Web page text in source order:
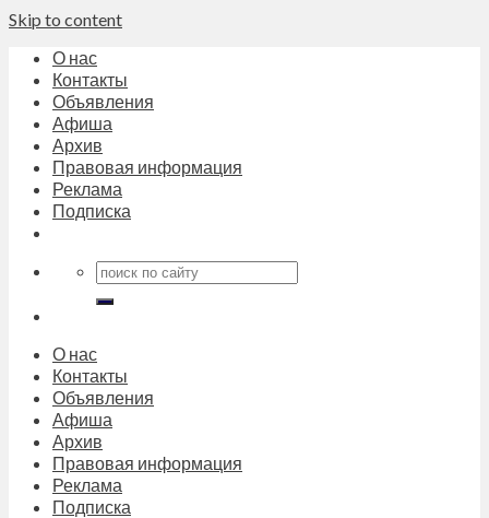
Skip to content
О нас
Контакты
Объявления
Афиша
Архив
Правовая информация
Реклама
Подписка
О нас
Контакты
Объявления
Афиша
Архив
Правовая информация
Реклама
Подписка